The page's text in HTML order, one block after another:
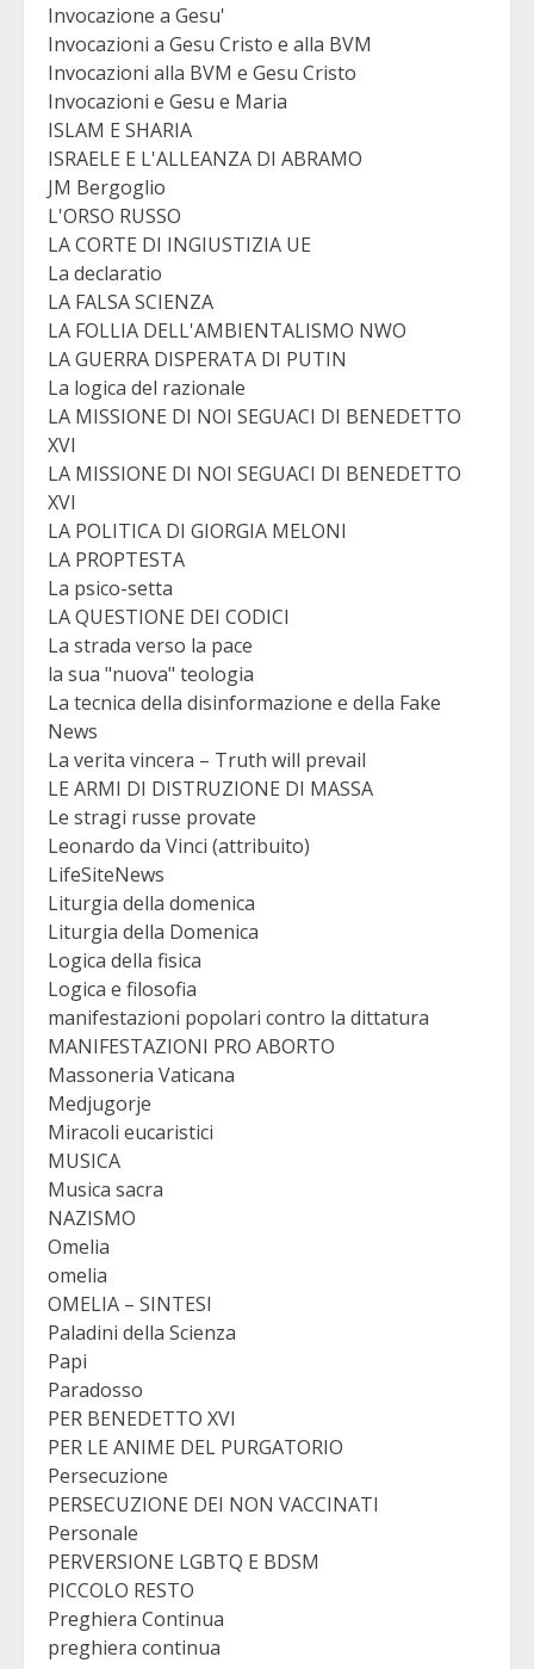
Invocazione a Gesu'
Invocazioni a Gesu Cristo e alla BVM
Invocazioni alla BVM e Gesu Cristo
Invocazioni e Gesu e Maria
ISLAM E SHARIA
ISRAELE E L'ALLEANZA DI ABRAMO
JM Bergoglio
L'ORSO RUSSO
LA CORTE DI INGIUSTIZIA UE
La declaratio
LA FALSA SCIENZA
LA FOLLIA DELL'AMBIENTALISMO NWO
LA GUERRA DISPERATA DI PUTIN
La logica del razionale
LA MISSIONE DI NOI SEGUACI DI BENEDETTO
XVI
LA MISSIONE DI NOI SEGUACI DI BENEDETTO
XVI
LA POLITICA DI GIORGIA MELONI
LA PROPTESTA
La psico-setta
LA QUESTIONE DEI CODICI
La strada verso la pace
la sua "nuova" teologia
La tecnica della disinformazione e della Fake
News
La verita vincera – Truth will prevail
LE ARMI DI DISTRUZIONE DI MASSA
Le stragi russe provate
Leonardo da Vinci (attribuito)
LifeSiteNews
Liturgia della domenica
Liturgia della Domenica
Logica della fisica
Logica e filosofia
manifestazioni popolari contro la dittatura
MANIFESTAZIONI PRO ABORTO
Massoneria Vaticana
Medjugorje
Miracoli eucaristici
MUSICA
Musica sacra
NAZISMO
Omelia
omelia
OMELIA – SINTESI
Paladini della Scienza
Papi
Paradosso
PER BENEDETTO XVI
PER LE ANIME DEL PURGATORIO
Persecuzione
PERSECUZIONE DEI NON VACCINATI
Personale
PERVERSIONE LGBTQ E BDSM
PICCOLO RESTO
Preghiera Continua
preghiera continua